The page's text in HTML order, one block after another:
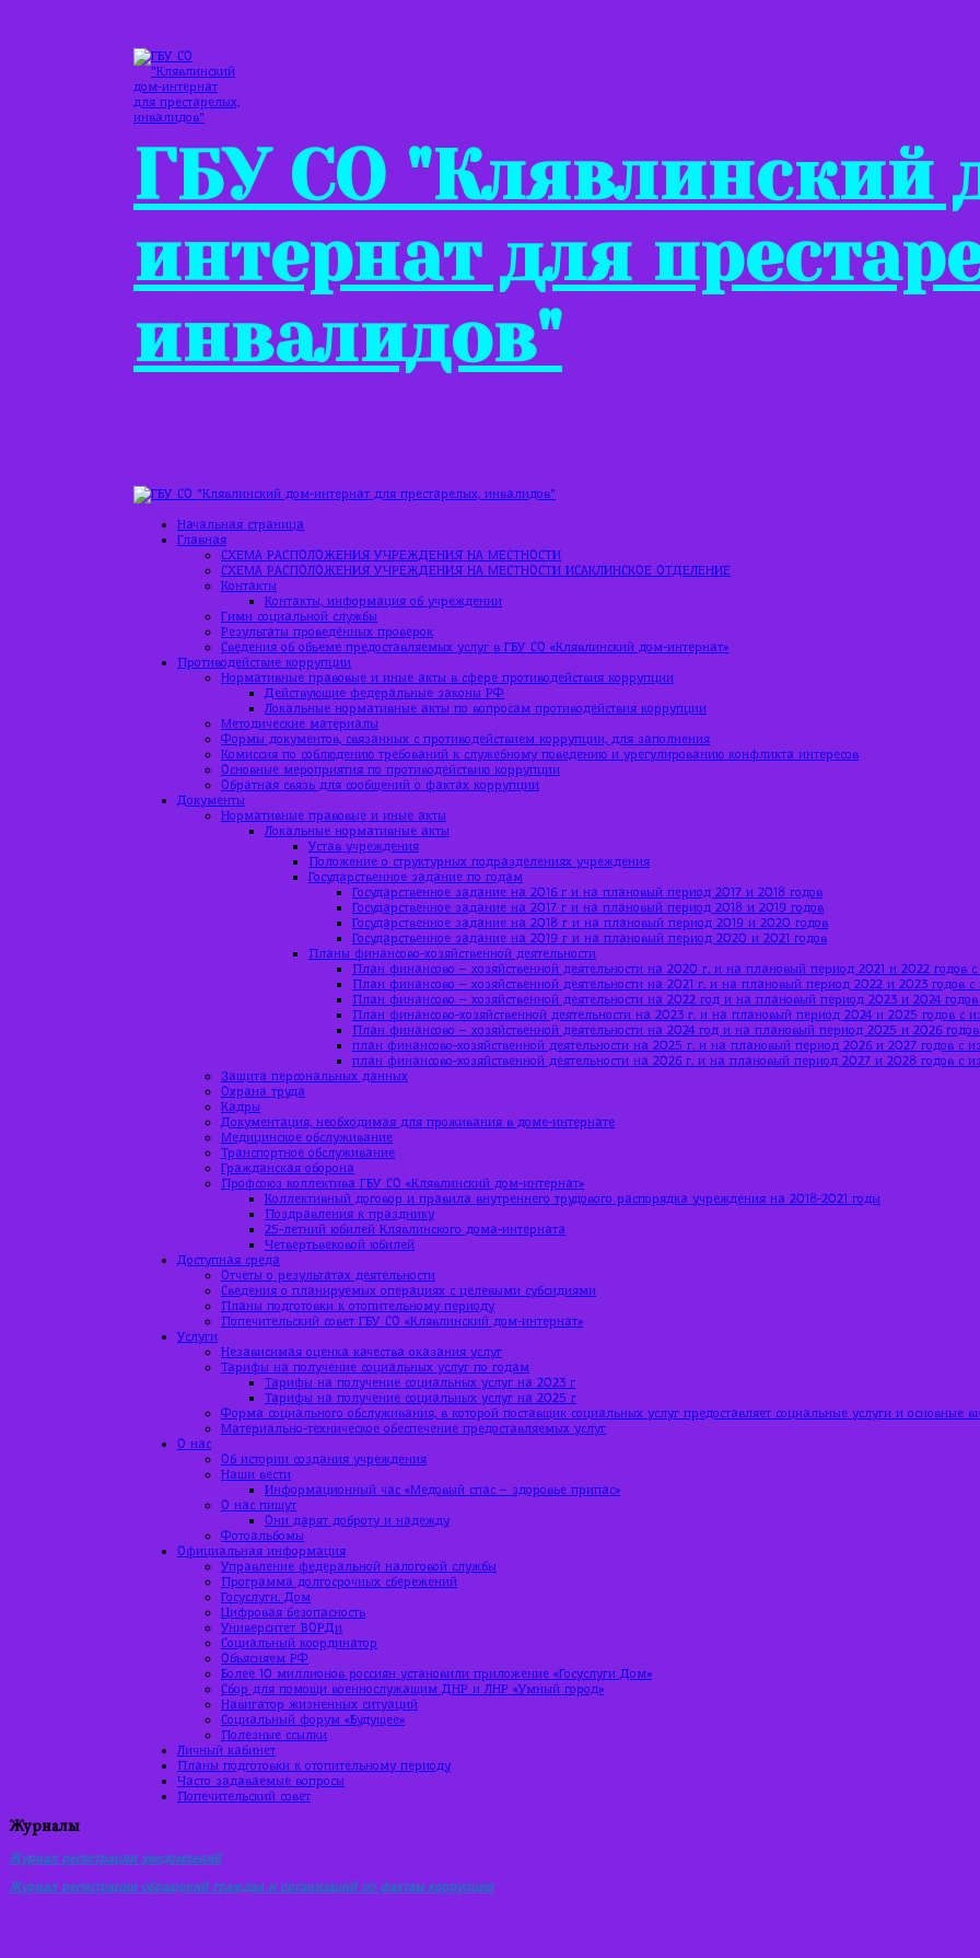
ГБУ СО "Клявлинский
интернат для
инвалидов"
Начальная страница
Главная
СХЕМА РАСПОЛОЖЕНИЯ УЧРЕЖДЕНИЯ НА МЕСТНОСТИ
СХЕМА РАСПОЛОЖЕНИЯ УЧРЕЖДЕНИЯ НА МЕСТНОСТИ ИСАКЛИНСКОЕ ОТДЕЛЕНИЕ
Контакты
Контакты, информация об учреждении
Гимн социальной службы
Результаты проведённых проверок
Сведения об объеме предоставляемых услуг в ГБУ СО «Клявлинский дом-интернат»
Противодействие коррупции
Нормативные правовые и иные акты в сфере противодействия коррупции
Действующие федеральные законы РФ
Локальные нормативные акты по вопросам противодействия коррупции
Методические материалы
Формы документов, связанных с противодействием коррупции, для заполнения
Комиссия по соблюдению требований к служебному поведению и урегулированию конфликта интересов
Основные мероприятия по противодействию коррупции
Обратная связь для сообщений о фактах коррупции
Документы
Нормативные правовые и иные акты
Локальные нормативные акты
Устав учреждения
Положение о структурных подразделениях учреждения
Государственное задание по годам
Государственное задание на 2016 г и на плановый период 2017 и 2018 годов
Государственное задание на 2017 г и на плановый период 2018 и 2019 годов
Государственное задание на 2018 г и на плановый период 2019 и 2020 годов
Государственное задание на 2019 г и на плановый период 2020 и 2021 годов
Планы финансово-хозяйственной деятельности
План финансово – хозяйственной деятельности на 2020 г. и на плановый период 2021 и 2022 годов
План финансово – хозяйственной деятельности на 2021 г. и на плановый период 2022 и 2023 годов
План финансово – хозяйственной деятельности на 2022 год и на плановый период 2023 и 2024
План финансово-хозяйственной деятельности на 2023 г. и на плановый период 2024 и 2025 годов с
План финансово – хозяйственной деятельности на 2024 год и на плановый период 2025 и 2026
план финансово-хозяйственной деятельности на 2025 г. и на плановый период 2026 и 2027 годов с
план финансово-хозяйственной деятельности на 2026 г. и на плановый период 2027 и 2028 годов с
Защита персональных данных
Охрана труда
Кадры
Документация, необходимая для проживания в доме-интернате
Медицинское обслуживание
Транспортное обслуживание
Гражданская оборона
Профсоюз коллектива ГБУ СО «Клявлинский дом-интернат»
Коллективный договор и правила внутреннего трудового распорядка учреждения на 2018-2021 годы
Поздравления к празднику
25-летний юбилей Клявлинского дома-интерната
Четвертьвековой юбилей
Доступная среда
Отчеты о результатах деятельности
Сведения о планируемых операциях с целевыми субсидиями
Планы подготовки к отопительному периоду
Попечительский совет ГБУ СО «Клявлинский дом-интернат»
Услуги
Независимая оценка качества оказания услуг
Тарифы на получение социальных услуг по годам
Тарифы на получение социальных услуг на 2023 г
Тарифы на получение социальных услуг на 2025 г
Форма социального обслуживания, в которой поставщик социальных услуг предоставляет социальные услуги и основные
Материально-техническое обеспечение предоставляемых услуг
О нас
Об истории создания учреждения
Наши вести
Информационный час «Медовый спас – здоровье припас»
О нас пишут
Они дарят доброту и надежду
Фотоальбомы
Официальная информация
Управление федеральной налоговой службы
Программа долгосрочных сбережений
Госуслуги. Дом
Цифровая безопасность
Университет ВОРДи
Социальный координатор
Объясняем РФ
Более 10 миллионов россиян установили приложение «Госуслуги Дом»
Сбор для помощи военнослужащим ДНР и ЛНР «Умный город»
Навигатор жизненных ситуаций
Социальный форум «Будущее»
Полезные ссылки
Личный кабинет
Планы подготовки к отопительному периоду
Часто задаваемые вопросы
Попечительский совет
Журналы
Журнал регистрации уведомлений
Журнал регистрации обращений граждан и организаций по фактам коррупции